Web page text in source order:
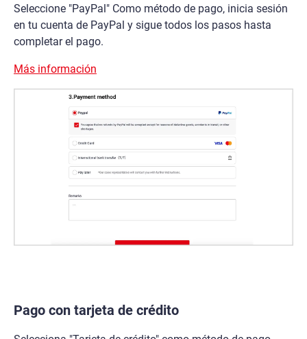
Seleccione "PayPal" Como método de pago, inicia sesión
en tu cuenta de PayPal y sigue todos los pasos hasta
completar el pago.
Más información
Pago con tarjeta de crédito